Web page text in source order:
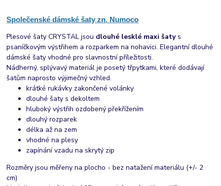
Společenské dámské šaty zn. Numoco
Plesové šaty CRYSTAL jsou dlouhé lesklé maxi šatys
psaníčkovým výstřihem a rozparkem na nohavici. Elegantní dlouhé
dámské šaty vhodné pro slavnostní příležitosti.
Nádherný, splývavý materiál je posetý třpytkami, které dodávají
šatům naprosto výjimečný vzhled.
krátké rukávky zakončené volánky
dlouhé šaty s dekoltem
hluboký výstřih ozdobený překřížením
dlouhý rozparek
délka až na zem
vhodné na plesy
zapínání vzadu na skrytý zip
Rozměry jsou měřeny na plocho - bez natažení materiálu (+/- 2
cm)